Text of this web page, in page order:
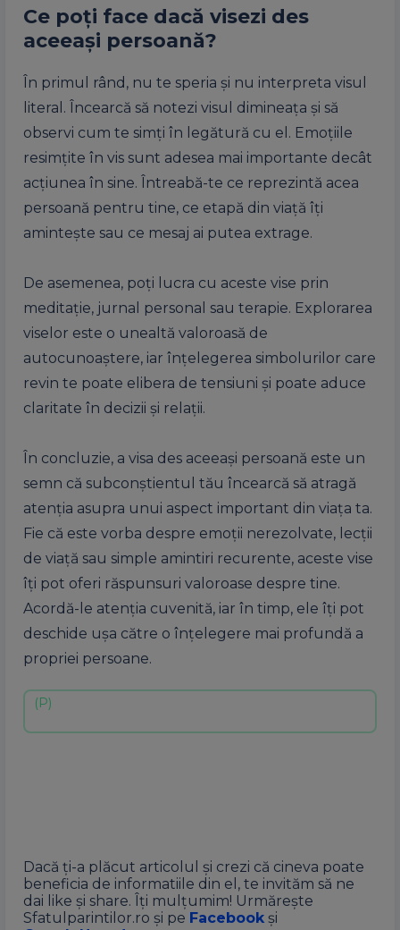
Ce poți face dacă visezi des
aceeași persoană?
În primul rând, nu te speria și nu interpreta visul
literal. Încearcă să notezi visul dimineața și să
observi cum te simți în legătură cu el. Emoțiile
resimțite în vis sunt adesea mai importante decât
acțiunea în sine. Întreabă-te ce reprezintă acea
persoană pentru tine, ce etapă din viață îți
amintește sau ce mesaj ai putea extrage.
De asemenea, poți lucra cu aceste vise prin
meditație, jurnal personal sau terapie. Explorarea
viselor este o unealtă valoroasă de
autocunoaștere, iar înțelegerea simbolurilor care
revin te poate elibera de tensiuni și poate aduce
claritate în decizii și relații.
În concluzie, a visa des aceeași persoană este un
semn că subconștientul tău încearcă să atragă
atenția asupra unui aspect important din viața ta.
Fie că este vorba despre emoții nerezolvate, lecții
de viață sau simple amintiri recurente, aceste vise
îți pot oferi răspunsuri valoroase despre tine.
Acordă-le atenția cuvenită, iar în timp, ele îți pot
deschide ușa către o înțelegere mai profundă a
propriei persoane.
Dacă ți-a plăcut articolul și crezi că cineva poate
beneficia de informatiile din el, te invităm să ne
dai like și share. Îți mulțumim! Urmărește
Sfatulparintilor.ro și pe Facebook și